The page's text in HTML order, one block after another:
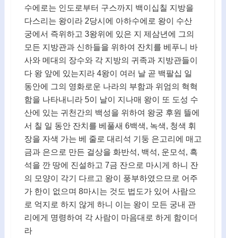
수에로는 인도로부터 구스까지 백이십칠 지방을
다스리는 왕이라 2당시에 아하수에로 왕이 수산
궁에서 즉위하고 3왕위에 있은 지 제삼년에 그의
모든 지방관과 신하들을 위하여 잔치를 베푸니 바
사와 메대의 장수와 각 지방의 귀족과 지방관들이
다 왕 앞에 있는지라 4왕이 여러 날 곧 백팔십 일
동안에 그의 영화로운 나라의 부함과 위엄의 혁혁
함을 나타내니라 5이 날이 지나매 왕이 또 도성 수
산에 있는 귀천간의 백성을 위하여 왕궁 후원 뜰에
서 칠 일 동안 잔치를 베풀새 6백색, 녹색, 청색 휘
장을 자색 가는 베 줄로 대리석 기둥 은고리에 매고
금과 은으로 만든 걸상을 화반석, 백석, 운모석, 흑
석을 깐 땅에 진설하고 7금 잔으로 마시게 하니 잔
의 모양이 각기 다르고 왕이 풍부하였으므로 어주
가 한이 없으며 8마시는 것도 법도가 있어 사람으
로 억지로 하지 않게 하니 이는 왕이 모든 궁내 관
리에게 명령하여 각 사람이 마음대로 하게 함이더
라